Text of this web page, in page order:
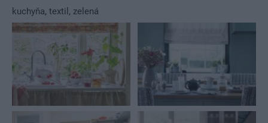
kuchyňa, textil , zelená